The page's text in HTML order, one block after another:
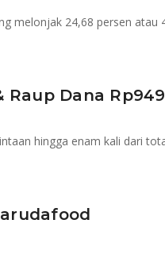
Raup Dana Rp949